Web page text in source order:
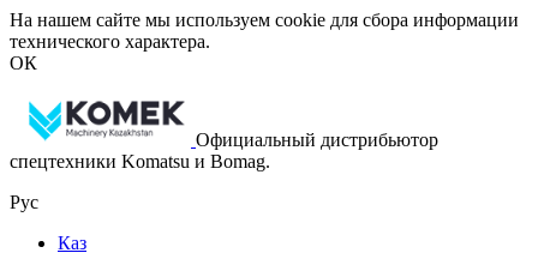
На нашем сайте мы используем cookie для сбора информации
технического характера.
ОК
Официальный дистрибьютор
спецтехники Komatsu и Bomag.
Рус
Каз